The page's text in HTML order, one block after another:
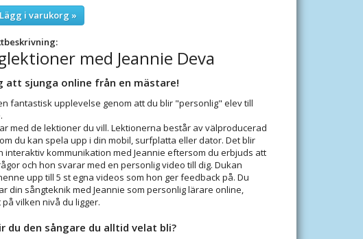
Lägg i varukorg »
med Jeannie Deva
att sjunga online från en mästare!
fantastisk upplevelse genom att du blir "personlig" elev till
med de lektioner du vill. Lektionerna består av välproducerad
du kan spela upp i din mobil, surfplatta eller dator. Det blir
interaktiv kommunikation med Jeannie eftersom du erbjuds att
och hon svarar med en personlig video till dig. Dukan
upp till 5 st egna videos som hon ger feedback på. Du
din sångteknik med Jeannie som personlig lärare online,
vilken nivå du ligger.
du den sångare du alltid velat bli?